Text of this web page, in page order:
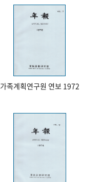
가족계획연구원 연보 1972